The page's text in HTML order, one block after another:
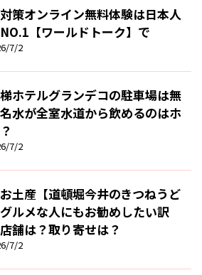
策オンライン無料体験は日本人
【ワールドトーク】で
7/2
ホテルグランデコの駐車場は無
水が全室水道から飲めるのはホ
7/2
土産【道頓堀今井のきつねうど
ルメな人にもお勧めしたい訳
舗は？取り寄せは？
7/2